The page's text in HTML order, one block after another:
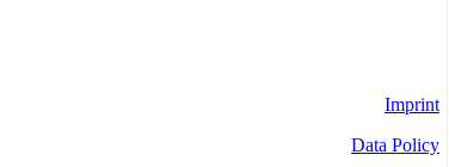
Imprint
Data Policy